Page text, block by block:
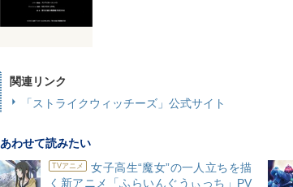
関連リンク
「ストライクウィッチーズ」公式サイト
あわせて読みたい
TVアニメ
女子高生“魔女”の一人立ちを描
く新アニメ「ふらいんぐうぃっち」PV